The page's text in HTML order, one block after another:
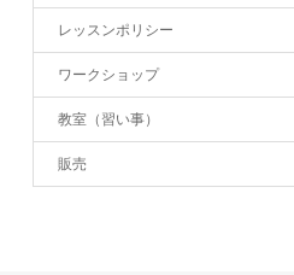
レッスンポリシー
ワークショップ
教室（習い事）
販売